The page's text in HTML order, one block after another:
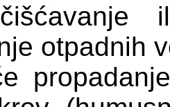
otpadnih